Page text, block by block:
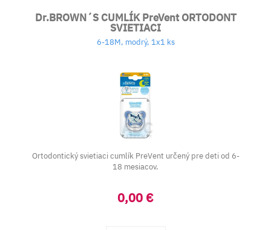
Dr.BROWN´S CUMLÍK PreVent ORTODONT
SVIETIACI
6-18M, modrý, 1x1 ks
Ortodontický svietiaci cumlík PreVent určený pre deti od 6-
18 mesiacov.
0,00 €